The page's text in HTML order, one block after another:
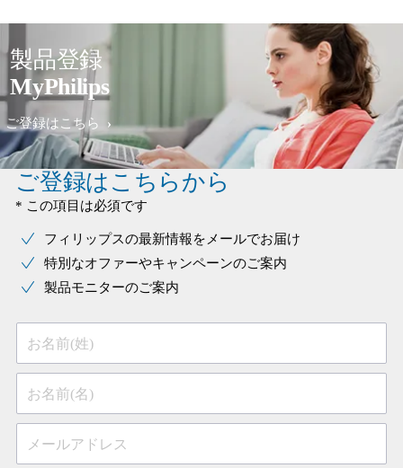
製品登録
MyPhilips
ご登録はこちら
ご登録はこちらから
* この項目は必須です
フィリップスの最新情報をメールでお届け
特別なオファーやキャンペーンのご案内
製品モニターのご案内
お名前(姓)
お名前(名)
メールアドレス